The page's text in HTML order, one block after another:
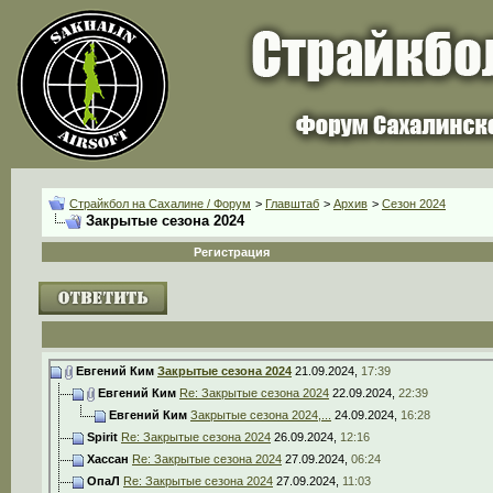
Страйкбол на Сахалине / Форум > Главштаб > Архив > Сезон 2024
Закрытые сезона 2024
Регистрация
Евгений Ким Закрытые сезона 2024 21.09.2024, 17:39
Евгений Ким Re: Закрытые сезона 2024 22.09.2024, 22:39
Евгений Ким Закрытые сезона 2024,... 24.09.2024, 16:28
Spirit Re: Закрытые сезона 2024 26.09.2024, 12:16
Хассан Re: Закрытые сезона 2024 27.09.2024, 06:24
ОпаЛ Re: Закрытые сезона 2024 27.09.2024, 11:03